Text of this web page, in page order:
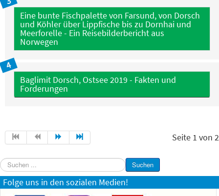
Eine bunte Fischpalette von Farsund, von Dorsch
und Köhler über Lippfische bis zu Dornhai und
Meerforelle - Ein Reisebilderbericht aus
Norwegen
Baglimit Dorsch, Ostsee 2019 - Fakten und
Forderungen
Seite 1 von 2
Suchen
...
Suchen
Folge uns in den sozialen Medien!